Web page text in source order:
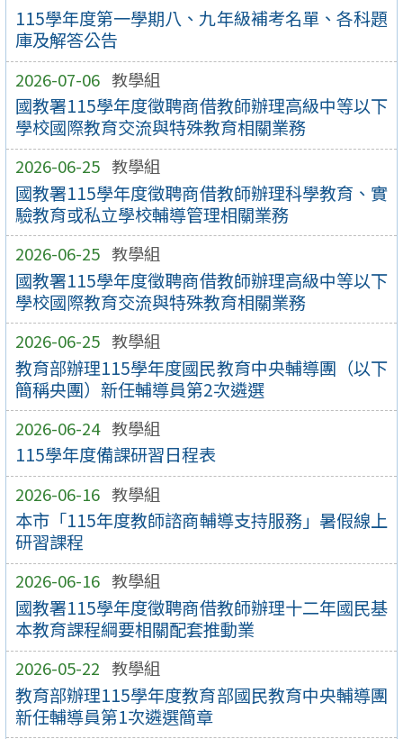
115學年度第一學期八、九年級補考名單、各科題
庫及解答公告
2026-07-06 教學組
國教署115學年度徵聘商借教師辦理高級中等以下
學校國際教育交流與特殊教育相關業務
2026-06-25 教學組
國教署115學年度徵聘商借教師辦理科學教育、實
驗教育或私立學校輔導管理相關業務
2026-06-25 教學組
國教署115學年度徵聘商借教師辦理高級中等以下
學校國際教育交流與特殊教育相關業務
2026-06-25 教學組
教育部辦理115學年度國民教育中央輔導團（以下
簡稱央團）新任輔導員第2次遴選
2026-06-24 教學組
115學年度備課研習日程表
2026-06-16 教學組
本市「115年度教師諮商輔導支持服務」暑假線上
研習課程
2026-06-16 教學組
國教署115學年度徵聘商借教師辦理十二年國民基
本教育課程綱要相關配套推動業
2026-05-22 教學組
教育部辦理115學年度教育部國民教育中央輔導團
新任輔導員第1次遴選簡章